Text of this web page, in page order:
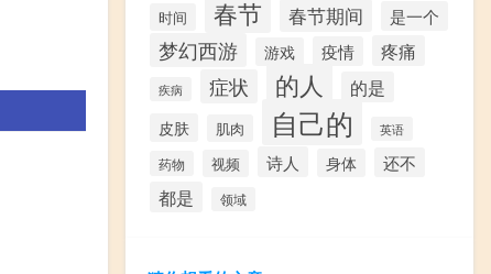
时间 春节 春节期间 是一个
梦幻西游 游戏 疫情 疼痛
疾病 症状 的人 的是
皮肤 肌肉 自己的 英语
药物 视频 诗人 身体 还不
都是 领域